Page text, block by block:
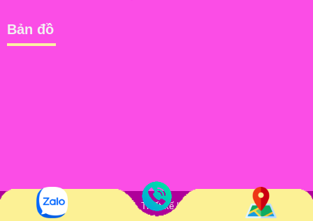
Bản đồ
Bản quyền © Hoàn Hảo Như Ý. Thiết kế bởi
. Trực tuyến: 7